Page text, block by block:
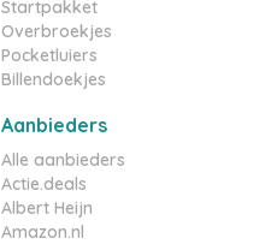
Startpakket
Overbroekjes
Pocketluiers
Billendoekjes
Aanbieders
Alle aanbieders
Actie.deals
Albert Heijn
Amazon.nl